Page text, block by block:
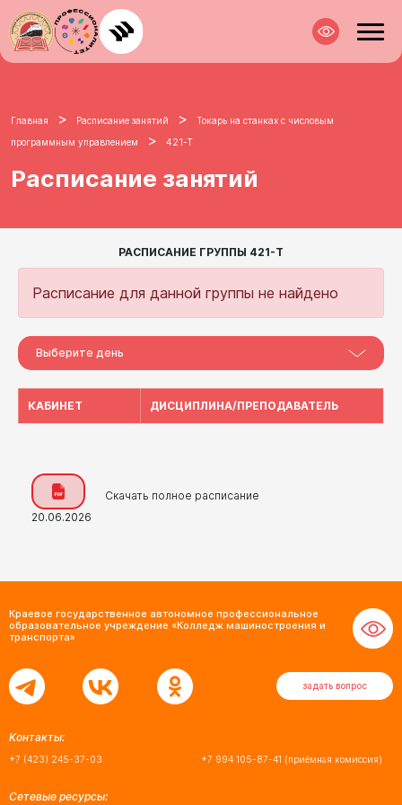
Главная > Расписание занятий >
Токарь на станках с числовым
программным управлением
> 421-Т
Расписание занятий
РАСПИСАНИЕ ГРУППЫ 421-Т
Расписание для данной группы не найдено
Выберите день
КАБИНЕТ ДИСЦИПЛИНА/ПРЕПОДАВАТЕЛЬ
20.06.2026
Скачать полное расписание
Краевое государственное автономное профессиональное
образовательное учреждение «Колледж машиностроения и
транспорта»
задать вопрос
Контакты:
+7 (423) 245-37-03 +7 994 105-87-41 (приёмная комиссия)
Сетевые ресурсы: